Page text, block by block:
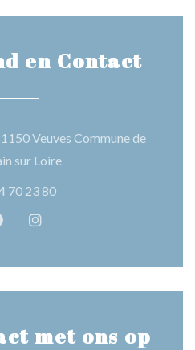
en Contact
Veuves Commune de
sur Loire((opent in een nieuw
70 23 80
((opent in een nieuw
Instagram ((opent in een
met ons op